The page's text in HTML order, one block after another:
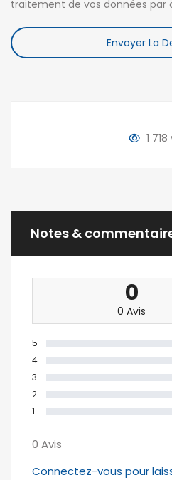
traitement de vos données par
Envoyer La
1
Notes &
0
0 Avis
5
4
3
2
1
0 Avis
Connectez-vous pour